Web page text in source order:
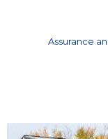
Assurance